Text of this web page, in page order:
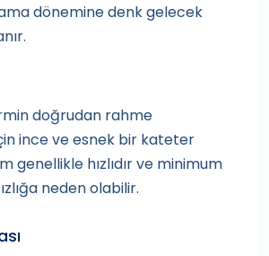
dönemine denk gelecek
doğrudan rahme
ince ve esnek bir kateter
genellikle hızlıdır ve minimum
neden olabilir.